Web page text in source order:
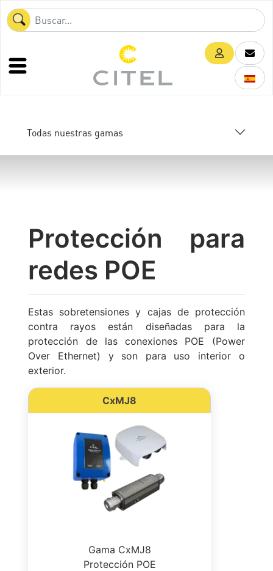
Todas nuestras gamas
Protección para
redes POE
Estas sobretensiones y cajas de protección
contra rayos están diseñadas para la
protección de las conexiones POE (Power
Over Ethernet) y son para uso interior o
exterior.
CxMJ8
Gama CxMJ8
Protección POE